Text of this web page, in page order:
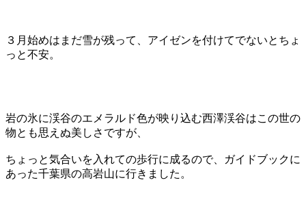
３月始めはまだ雪が残って、アイゼンを付けてでないとちょ
っと不安。
岩の氷に渓谷のエメラルド色が映り込む西澤渓谷はこの世の
物とも思えぬ美しさですが、
ちょっと気合いを入れての歩行に成るので、ガイドブックに
あった千葉県の高岩山に行きました。